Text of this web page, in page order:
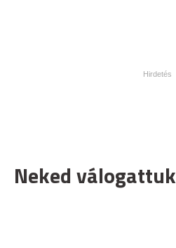
Neked válogattuk